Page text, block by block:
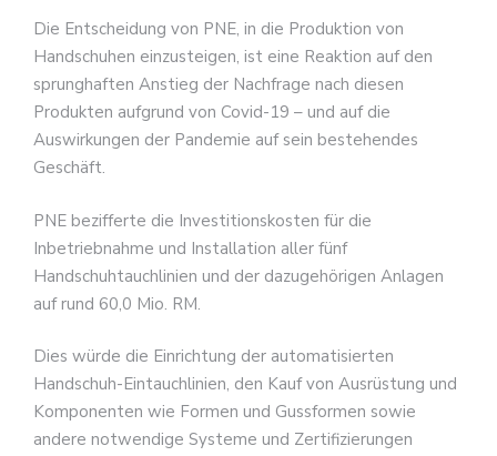
Die Entscheidung von PNE, in die Produktion von
Handschuhen einzusteigen, ist eine Reaktion auf den
sprunghaften Anstieg der Nachfrage nach diesen
Produkten aufgrund von Covid-19 – und auf die
Auswirkungen der Pandemie auf sein bestehendes
Geschäft.
PNE bezifferte die Investitionskosten für die
Inbetriebnahme und Installation aller fünf
Handschuhtauchlinien und der dazugehörigen Anlagen
auf rund 60,0 Mio. RM.
Dies würde die Einrichtung der automatisierten
Handschuh-Eintauchlinien, den Kauf von Ausrüstung und
Komponenten wie Formen und Gussformen sowie
andere notwendige Systeme und Zertifizierungen